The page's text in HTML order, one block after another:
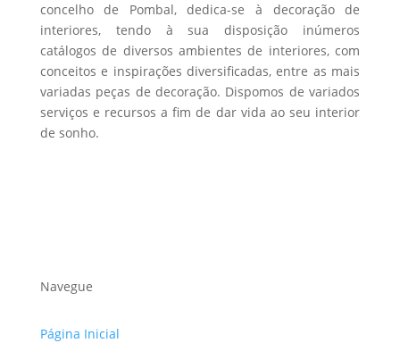
concelho de Pombal, dedica-se à decoração de
interiores, tendo à sua disposição inúmeros
catálogos de diversos ambientes de interiores, com
conceitos e inspirações diversificadas, entre as mais
variadas peças de decoração. Dispomos de variados
serviços e recursos a fim de dar vida ao seu interior
de sonho.
Navegue
Página Inicial